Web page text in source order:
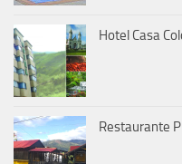
Hotel Casa
Restaurante